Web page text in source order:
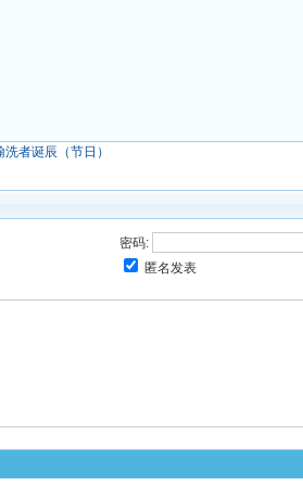
者诞辰（节日）
密码:
匿名发表